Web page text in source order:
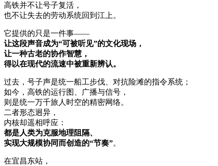
高铁并不让号子复活，
也不让失去的劳动系统回到江上。
它提供的只是一件事——
让这段声音成为“可被听见”的文化现场，
让一种古老的协作智慧，
得以在现代的流速中被重新辨认。
过去，号子声是统一船工步伐、对抗险滩的指令系统；
如今，高铁的运行图、广播与信号，
则是统一万千旅人时空的精密网络。
二者形态迥异，
内核却遥相呼应：
都是人类为克服地理阻隔、
实现大规模协同而创造的“节奏”。
在宜昌东站，